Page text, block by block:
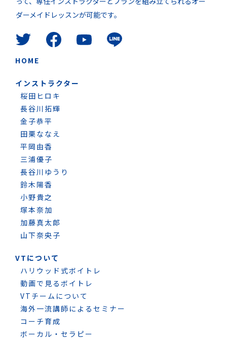
ダーメイドレッスンが可能です。
HOME
インストラクター
桜田ヒロキ
長谷川拓輝
金子恭平
田栗ななえ
平岡由香
三浦優子
長谷川ゆうり
鈴木陽香
小野貴之
塚本奈加
加藤真太郎
山下奈央子
VTについて
ハリウッド式ボイトレ
動画で見るボイトレ
VTチームについて
海外一流講師によるセミナー
コーチ育成
ボーカル・セラピー